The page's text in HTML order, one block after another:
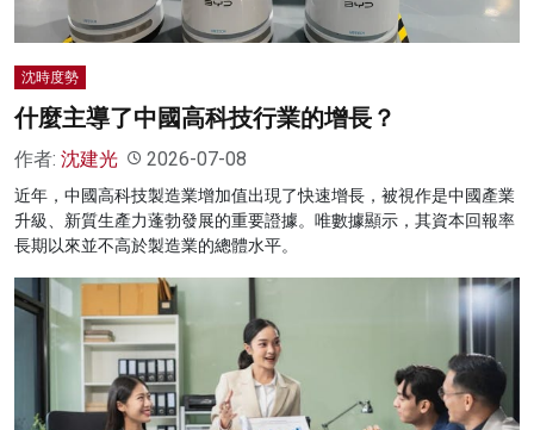
沈時度勢
什麼主導了中國高科技行業的增長？
作者: 沈建光 2026-07-08
近年，中國高科技製造業增加值出現了快速增長，被視作是中國產業
升級、新質生產力蓬勃發展的重要證據。唯數據顯示，其資本回報率
長期以來並不高於製造業的總體水平。